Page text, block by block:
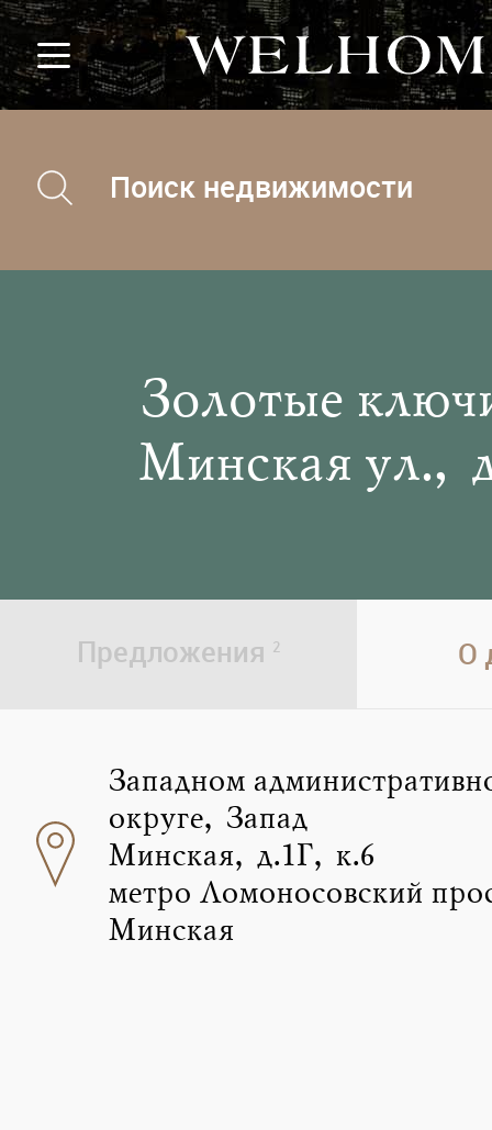
Поиск недвижимости
Золотые
Минская ул.,
Предложения 2 О
Западном
округе, Запад
Минская, д.1Г, к.6
метро Ломоносовский
Минская